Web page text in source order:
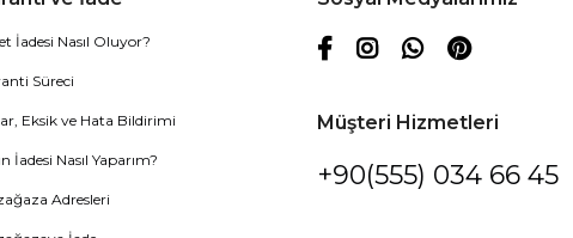
İadesi Nasıl Oluyor?
Süreci
Eksik ve Hata Bildirimi
İadesi Nasıl Yaparım?
Adresleri
Müşteri Hizmetleri
+90(555) 034 66 45